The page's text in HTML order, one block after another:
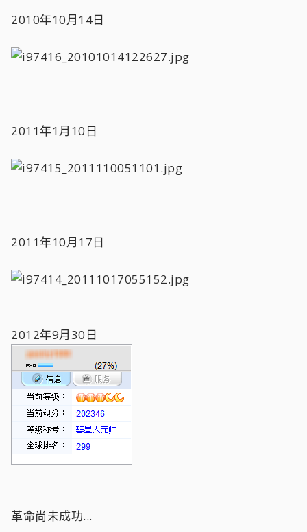
2010年10月14日
2011年1月10日
2011年10月17日
2012年9月30日
革命尚未成功...